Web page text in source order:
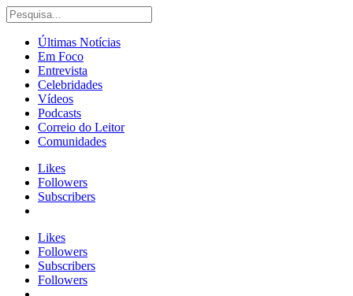
Últimas Notícias
Em Foco
Entrevista
Celebridades
Vídeos
Podcasts
Correio do Leitor
Comunidades
Likes
Followers
Subscribers
Likes
Followers
Subscribers
Followers